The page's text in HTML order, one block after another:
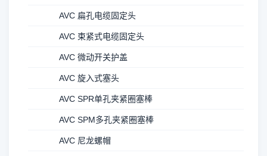
AVC 扁孔电缆固定头
AVC 束紧式电缆固定头
AVC 微动开关护盖
AVC 旋入式塞头
AVC SPR单孔夹紧圈塞棒
AVC SPM多孔夹紧圈塞棒
AVC 尼龙螺帽